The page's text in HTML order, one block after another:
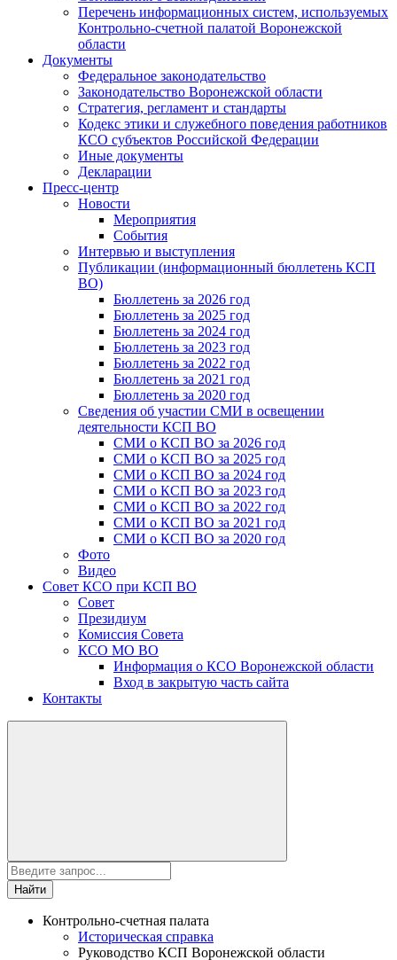
Перечень информационных систем, используемых
Контрольно-счетной палатой Воронежской
области
Документы
Федеральное законодательство
Законодательство Воронежской области
Стратегия, регламент и стандарты
Кодекс этики и служебного поведения работников
КСО субъектов Российской Федерации
Иные документы
Декларации
Пресс-центр
Новости
Мероприятия
События
Интервью и выступления
Публикации (информационный бюллетень КСП
ВО)
Бюллетень за 2026 год
Бюллетень за 2025 год
Бюллетень за 2024 год
Бюллетень за 2023 год
Бюллетень за 2022 год
Бюллетень за 2021 год
Бюллетень за 2020 год
Сведения об участии СМИ в освещении
деятельности КСП ВО
СМИ о КСП ВО за 2026 год
СМИ о КСП ВО за 2025 год
СМИ о КСП ВО за 2024 год
СМИ о КСП ВО за 2023 год
СМИ о КСП ВО за 2022 год
СМИ о КСП ВО за 2021 год
СМИ о КСП ВО за 2020 год
Фото
Видео
Совет КСО при КСП ВО
Совет
Президиум
Комиссия Совета
КСО МО ВО
Информация о КСО Воронежской области
Вход в закрытую часть сайта
Контакты
Найти
Контрольно-счетная палата
Историческая справка
Руководство КСП Воронежской области